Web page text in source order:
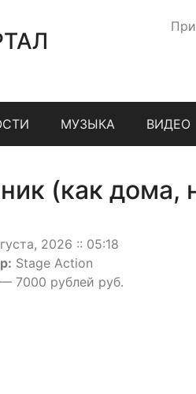
МУЗЫКА ВИДЕО
(как дома,
2026 :: 05:18
Stage Action
7000 рублей руб.